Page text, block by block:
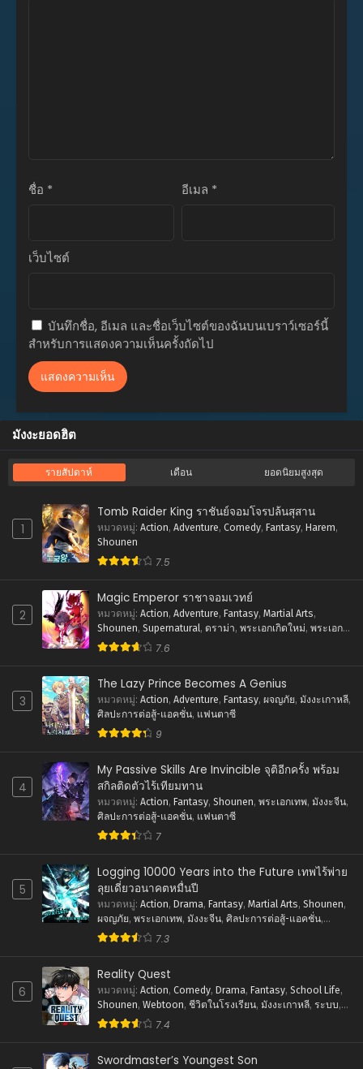
ตอนที่ 337
มีนาคม 8, 2026
ตอนที่ 334
กุมภาพันธ์ 15, 2026
ตอนที่ 332
กุมภาพันธ์ 7, 2026
ตอนที่ 331
ตอนที่ 330
มกราคม 21, 2026
มกราคม 7, 2026
ตอนที่ 328
ธันวาคม 26, 2025
ตอนที่ 327
ธันวาคม 16, 2025
ตอนที่ 326
ตอนที่ 325
พฤศจิกายน 30, 2025
ตอนที่ 323
พฤศจิกายน 15, 2025
พฤศจิกายน 7, 2025
ตอนที่ 321
พฤศจิกายน 3, 2025
ตอนที่ 320
ชื่อ * อีเมล *
เว็บไซต์
บันทึกชื่อ, อีเมล และชื่อเว็บไซต์ของฉันบนเบราว์เซอร์นี้
สำหรับการแสดงความเห็นครั้งถัดไป
มังงะยอดฮิต
รายสัปดาห์ เดือน ยอดนิยมสูงสุด
1
Tomb Raider King ราชันย์จอมโจรปล้นสุสาน
หมวดหมู่: Action, Adventure, Comedy, Fantasy, Harem,
Shounen
7.5
2
Magic Emperor ราชาจอมเวทย์
หมวดหมู่: Action, Adventure, Fantasy, Martial Arts,
Shounen, Supernatural, ดราม่า, พระเอกเกิดใหม่, พระเอก
เทพ,ภัยภิบัติ, มังงะจีน
7.6
3
The Lazy Prince Becomes A Genius
หมวดหมู่: Action, Adventure, Fantasy, ผจญภัย, มังงะเกาหลี,
ศิลปะการต่อสู้-แอคชั่น, แฟนตาซี
9
4
My Passive Skills Are Invincible จุติอีกครั้ง พร้อม
สกิลติดตัวไร้เทียมทาน
หมวดหมู่: Action, Fantasy, Shounen, พระเอกเทพ, มังงะจีน,
ศิลปะการต่อสู้-แอคชั่น, แฟนตาซี
7
5
Logging 10000 Years into the Future เทพไร้พ่าย
ลุยเดี่ยวอนาคตหมื่นปี
หมวดหมู่: Action, Drama, Fantasy, Martial Arts, Shounen,
ผจญภัย, พระเอกเทพ, มังงะจีน, ศิลปะการต่อสู้-แอคชั่น,
แฟนตาซี
7.3
6
Reality Quest
หมวดหมู่: Action, Comedy, Drama, Fantasy, School Life,
Shounen, Webtoon, ชีวิตในโรงเรียน, มังงะเกาหลี, ระบบ,
ศิลปะการต่อสู้-แอคชั่น
7.4
Swordmaster’s Youngest Son